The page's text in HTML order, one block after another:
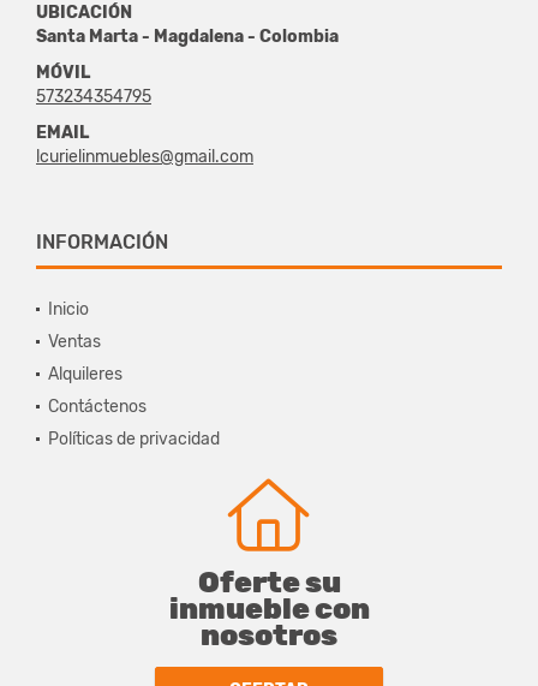
UBICACIÓN
Santa Marta - Magdalena - Colombia
MÓVIL
573234354795
EMAIL
lcurielinmuebles@gmail.com
INFORMACIÓN
Inicio
Ventas
Alquileres
Contáctenos
Políticas de privacidad
Oferte su
inmueble con
nosotros